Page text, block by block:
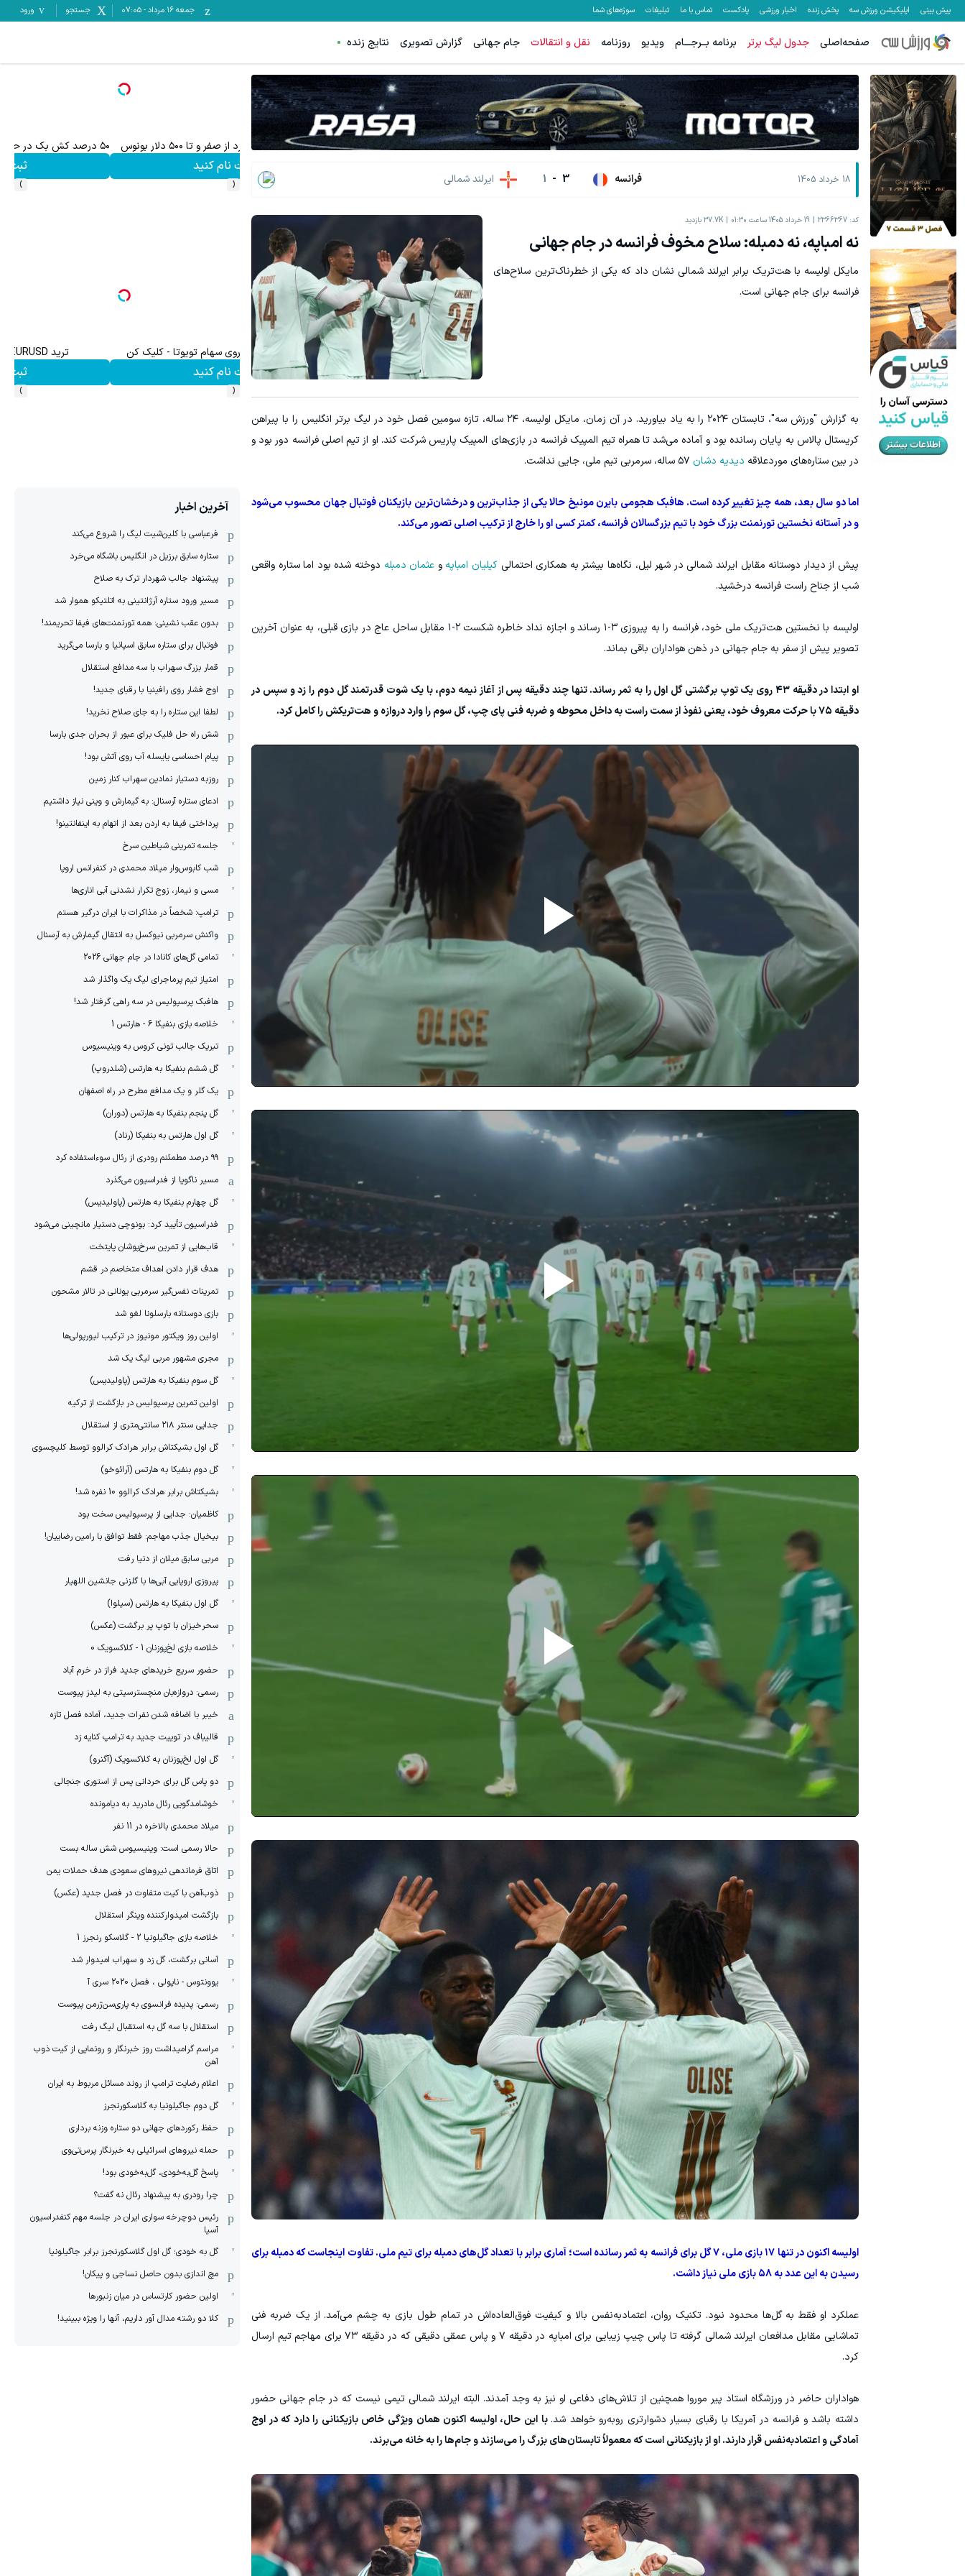
پیش بینی اپلیکیشن ورزش سه پخش زنده اخبار ورزشی پادکست تماس با ما تبلیغات سوژه‌های شما جمعه ۱۶ مرداد -
07:05 جستجو ورود
صفحه‌اصلی جدول لیگ برتر برنامه بــرجـــام ویدیو روزنامه نقل و انتقالات جام جهانی گزارش تصویری نتایج زنده
18 خرداد 1405 فرانسه 3
-
1 ایرلند شمالی
کد: 2366367 19 خرداد 1405 ساعت 01:30 37.7K بازدید
نه امباپه، نه دمبله: سلاح مخوف فرانسه در جام جهانی
مایکل اولیسه با هت‌تریک برابر ایرلند شمالی نشان داد که یکی از خطرناک‌ترین سلاح‌های
فرانسه برای جام جهانی است.
به گزارش "ورزش سه"، تابستان ۲۰۲۴ را به یاد بیاورید. در آن زمان، مایکل اولیسه، ۲۴ ساله، تازه سومین فصل خود در لیگ برتر انگلیس را با پیراهن
کریستال پالاس به پایان رسانده بود و آماده می‌شد تا همراه تیم المپیک فرانسه در بازی‌های المپیک پاریس شرکت کند. او از تیم اصلی فرانسه دور بود و
در بین ستاره‌های موردعلاقه دیدیه دشان
اما دو سال بعد، همه چیز تغییر کرده است. هافبک هجومی بایرن مونیخ حالا یکی از جذاب‌ترین و درخشان‌ترین بازیکنان فوتبال جهان محسوب می‌شود
و در آستانه نخستین تورنمنت بزرگ خود با تیم بزرگسالان فرانسه، کمتر کسی او را خارج از ترکیب اصلی تصور می‌کند.
پیش از دیدار دوستانه مقابل ایرلند شمالی در شهر لیل، نگاه‌ها بیشتر به همکاری احتمالی کیلیان امباپه و عثمان دمبله دوخته شده بود اما ستاره واقعی
شب از جناح راست فرانسه درخشید.
اولیسه با نخستین هت‌تریک ملی خود، فرانسه را به پیروزی ۳-۱ رساند و اجازه نداد خاطره شکست ۲-۱ مقابل ساحل عاج در بازی قبلی، به عنوان آخرین
تصویر پیش از سفر به جام جهانی در ذهن هواداران باقی بماند.
او ابتدا در دقیقه ۴۳ روی یک توپ برگشتی گل اول را به ثمر رساند. تنها چند دقیقه پس از آغاز نیمه دوم، با یک شوت قدرتمند گل دوم را زد و سپس در
دقیقه ۷۵ با حرکت معروف خود، یعنی نفوذ از سمت راست به داخل محوطه و ضربه فنی پای چپ، گل سوم را وارد دروازه و هت‌تریکش را کامل کرد.
اولیسه اکنون در تنها ۱۷ بازی ملی، ۷ گل برای فرانسه به ثمر رسانده است؛ آماری برابر با تعداد گل‌های دمبله برای تیم ملی. تفاوت اینجاست که دمبله برای
رسیدن به این عدد به ۵۸ بازی ملی نیاز داشت.
عملکرد او فقط به گل‌ها محدود نبود. تکنیک روان، اعتمادبه‌نفس بالا و کیفیت فوق‌العاده‌اش در تمام طول بازی به چشم می‌آمد. از یک ضربه فنی
تماشایی مقابل مدافعان ایرلند شمالی گرفته تا پاس چیپ زیبایی برای امباپه در دقیقه ۷ و پاس عمقی دقیقی که در دقیقه ۷۳ برای مهاجم تیم ارسال
کرد.
هواداران حاضر در ورزشگاه استاد پیر موروا همچنین از تلاش‌های دفاعی او نیز به وجد آمدند‌. البته ایرلند شمالی تیمی نیست که در جام جهانی حضور
داشته باشد و فرانسه در آمریکا با رقبای بسیار دشوارتری روبه‌رو خواهد شد.با این حال، اولیسه اکنون همان ویژگی خاص بازیکنانی را دارد که در اوج
آمادگی و اعتمادبه‌نفس قرار دارند. او از بازیکنانی است که معمولاً تابستان‌های بزرگ را می‌سازند و جام‌ها را به خانه می‌برند.
معاملات فارکس اسپرد از صفر و تا ۵۰۰ دلار بونوس ۵۰ درصد کش بک در حساب معاملاتی ecn بروکر اینوسلو ترید EURUSD با اسپرد از صفر پیپ میدونستی میتونی از بالا رفتن ارزش سهام گوگل سود کسب
‹
›
سرمایه گذاری ارزی روی سهام تویوتا - کلیک کن ۳ دلار پاداش در هر لات معاملاتی در بروکر اینوسلو
ثبت نام کنید
میدونستی میتونی از بالا رفتن ارزش سهام گوگل سود کسب
‹
›
آخرین اخبار
فرعباسی با کلین‌شیت لیگ را شروع می‌کند
ستاره سابق برزیل در انگلیس باشگاه می‌خرد
پیشنهاد جالب شهردار ترک به صلاح
مسیر ورود ستاره آرژانتینی به اتلتیکو هموار شد
بدون عقب نشینی: همه تورنمنت‌های فیفا تحریمند!
فوتبال برای ستاره سابق اسپانیا و بارسا می‌گرید
قمار بزرگ سهراب با سه مدافع استقلال
اوج فشار روی رافینیا با رقبای جدید!
لطفا این ستاره را به جای صلاح نخرید!
شش راه حل فلیک برای عبور از بحران جدی بارسا
پیام احساسی یایسله آب روی آتش بود!
روزبه دستیار نمادین سهراب کنار زمین
ادعای ستاره آرسنال: به گیمارش و وینی نیاز داشتیم
پرداختی فیفا به اردن بعد از اتهام به اینفانتینو!
جلسه تمرینی شیاطین سرخ
شب کابوس‌وار میلاد محمدی در کنفرانس اروپا
مسی و نیمار، زوج تکرار نشدنی آبی اناری‌ها
ترامپ: شخصاً در مذاکرات با ایران درگیر هستم
واکنش سرمربی نیوکسل به انتقال گیمارش به آرسنال
تمامی گل‌های کانادا در جام جهانی 2026
امتیاز تیم پرماجرای لیگ یک واگذار شد
هافبک پرسپولیس در سه راهی گرفتار شد!
خلاصه بازی بنفیکا 6 - هارتس 1
تبریک جالب تونی کروس به وینیسیوس
گل ششم بنفیکا به هارتس (شلدروپ)
یک گلر و یک مدافع مطرح در راه اصفهان
گل پنجم بنفیکا به هارتس (دوران)
گل اول هارتس به بنفیکا (رناد)
۹۹ درصد مطمئنم رودری از رئال سوءاستفاده کرد
مسیر ناگویا از فدراسیون می‌گذرد
گل چهارم بنفیکا به هارتس (پاولیدیس)
فدراسیون تأیید کرد: بونوچی دستیار مانچینی می‌شود
قاب‌هایی از تمرین سرخ‌پوشان پایتخت
هدف قرار دادن اهداف متخاصم در قشم
‏تمرینات نفس‌گیر سرمربی یونانی در تالار مشحون
بازی دوستانه بارسلونا لغو شد
اولین روز ویکتور مونیوز در ترکیب لیورپولی‌ها
مجری مشهور مربی لیگ یک شد
گل سوم بنفیکا به هارتس (پاولیدیس)
اولین تمرین پرسپولیس در بازگشت از ترکیه
جدایی سنتر ۲۱۸ سانتی‌متری از استقلال
گل اول بشیکتاش برابر هرادک کرالوو توسط کلیچسوی
گل دوم بنفیکا به هارتس (آرائوخو)
بشیکتاش برابر هرادک کرالوو 10 نفره شد!
کاظمیان: جدایی از پرسپولیس سخت بود
بیخیال جذب مهاجم: فقط توافق با رامین رضاییان!
مربی سابق میلان از دنیا رفت
پیروزی اروپایی آبی‌ها با گلزنی جانشین اللهیار
گل اول بنفیکا به هارتس (سیلوا)
سحرخیزان با توپ پر برگشت (عکس)
خلاصه بازی لخ‌پوزنان 1 - کلاکسویک 0
حضور سریع خریدهای جدید فراز در خرم آباد
رسمی: دروازه‌بان منچسترسیتی به لیدز پیوست
خیبر با اضافه شدن نفرات جدید، آماده فصل تازه
قالیباف در توییت جدید به ترامپ کنایه زد
گل اول لخ‌پوزنان به کلاکسویک (آگنرو)
دو پاس گل برای حردانی پس از استوری جنجالی
خوشامدگویی رئال مادرید به دیامونده
میلاد محمدی بالاخره در 11 نفر
حالا رسمی است: وینیسیوس شش ساله بست
اتاق فرماندهی نیروهای سعودی هدف حملات یمن
ذوب‌آهن با کیت متفاوت در فصل جدید (عکس)
بازگشت امیدوارکننده وینگر استقلال
خلاصه بازی جاگیلونیا 2 - گلاسکو رنجرز 1
آسانی برگشت، گل زد و سهراب امیدوار شد
یوونتوس - ناپولی ، فصل 2020 سری آ
رسمی: پدیده فرانسوی به پاری‌سن‌ژرمن پیوست
استقلال با سه گل به استقبال لیگ رفت
مراسم گرامیداشت روز خبرنگار و رونمایی از کیت ذوب
آهن
اعلام رضایت ترامپ از روند مسائل مربوط به ایران
گل دوم جاگیلونیا به گلاسکورنجرز
حفظ رکوردهای جهانی دو ستاره وزنه برداری
حمله نیروهای اسرائیلی به خبرنگار پرس‌تی‌وی
پاسخ گل‌به‌خودی، گل‌به‌خودی بود!
چرا رودری به پیشنهاد رئال نه گفت؟
رئیس دوچرخه سواری ایران در جلسه مهم کنفدراسیون
آسیا
گل به خودی؛ گل اول گلاسکورنجرز برابر جاگیلونیا
مچ اندازی بدون حاصل نساجی و پیکان!
اولین حضور کارتساس در میان زنبورها
کلا دو‌ رشته مدال آور داریم، آنها را ویژه ببینید!